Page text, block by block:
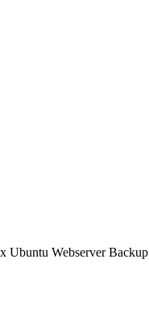
Ubuntu Webserver Backup